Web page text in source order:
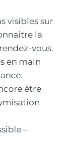
visibles sur
la
vous.
en main
être
–